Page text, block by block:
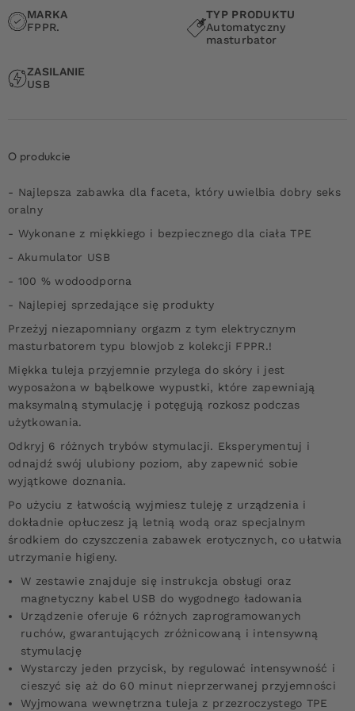
MARKA
FPPR.
TYP PRODUKTU
Automatyczny
masturbator
ZASILANIE
USB
O produkcie
- Najlepsza zabawka dla faceta, który uwielbia dobry seks
oralny
- Wykonane z miękkiego i bezpiecznego dla ciała TPE
- Akumulator USB
- 100 % wodoodporna
- Najlepiej sprzedające się produkty
Przeżyj niezapomniany orgazm z tym elektrycznym
masturbatorem typu blowjob z kolekcji FPPR.!
Miękka tuleja przyjemnie przylega do skóry i jest
wyposażona w bąbelkowe wypustki, które zapewniają
maksymalną stymulację i potęgują rozkosz podczas
użytkowania.
Odkryj 6 różnych trybów stymulacji. Eksperymentuj i
odnajdź swój ulubiony poziom, aby zapewnić sobie
wyjątkowe doznania.
Po użyciu z łatwością wyjmiesz tuleję z urządzenia i
dokładnie opłuczesz ją letnią wodą oraz specjalnym
środkiem do czyszczenia zabawek erotycznych, co ułatwia
utrzymanie higieny.
W zestawie znajduje się instrukcja obsługi oraz
magnetyczny kabel USB do wygodnego ładowania
Urządzenie oferuje 6 różnych zaprogramowanych
ruchów, gwarantujących zróżnicowaną i intensywną
stymulację
Wystarczy jeden przycisk, by regulować intensywność i
cieszyć się aż do 60 minut nieprzerwanej przyjemności
Wyjmowana wewnętrzna tuleja z przezroczystego TPE